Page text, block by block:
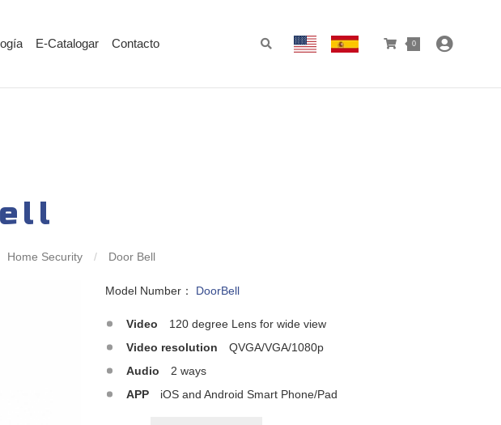
E-Catalogar Contacto 0
Home Security / Door Bell
Model Number： DoorBell
Video
120 degree Lens for wide view
Video resolution
QVGA/VGA/1080p
Audio
2 ways
APP
iOS and Android Smart Phone/Pad